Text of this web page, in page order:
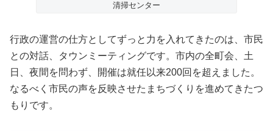
清掃センター
行政の運営の仕方としてずっと力を入れてきたのは、市民
との対話、タウンミーティングです。市内の全町会、土
日、夜間を問わず、開催は就任以来200回を超えました。
なるべく市民の声を反映させたまちづくりを進めてきたつ
もりです。